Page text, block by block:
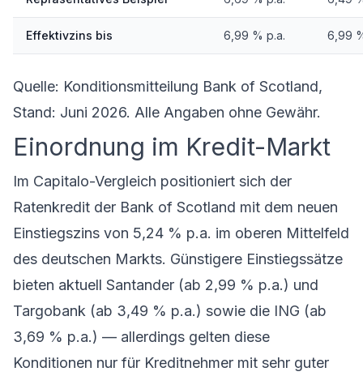
Effektivzins bis 6,99 % p.a. 6,99
Quelle: Konditionsmitteilung Bank of Scotland,
Stand: Juni 2026. Alle Angaben ohne Gewähr.
Einordnung im Kredit-Markt
Im Capitalo-Vergleich positioniert sich der
Ratenkredit der Bank of Scotland mit dem neuen
Einstiegszins von 5,24 % p.a. im oberen Mittelfeld
des deutschen Markts. Günstigere Einstiegssätze
bieten aktuell Santander (ab 2,99 % p.a.) und
Targobank (ab 3,49 % p.a.) sowie die ING (ab
3,69 % p.a.) — allerdings gelten diese
Konditionen nur für Kreditnehmer mit sehr guter